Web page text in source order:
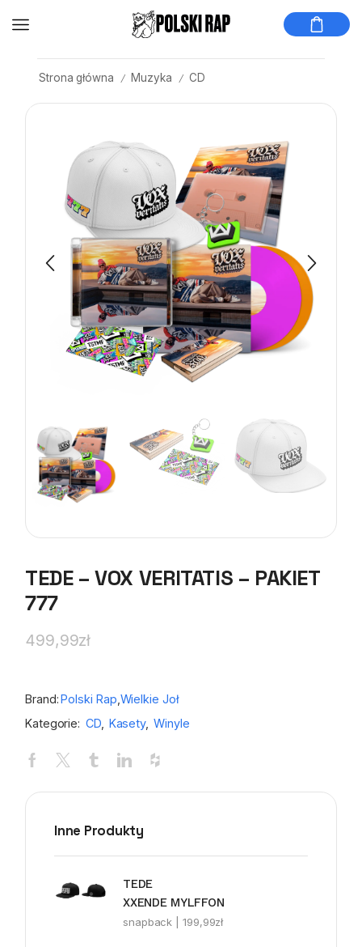
Strona główna / Muzyka / CD
TEDE – VOX VERITATIS – PAKIET
777
499,99zł
Brand: Polski Rap,Wielkie Joł
Kategorie: CD, Kasety, Winyle
Inne Produkty
TEDE
XXENDE MYLFFON
snapback |199,99zł